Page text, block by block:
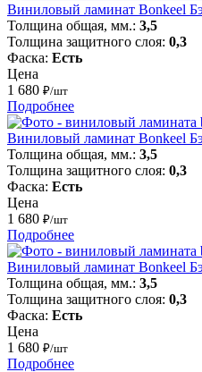
Виниловый ламинат Bonkeel
Толщина общая, мм.: 3,5
Толщина защитного слоя: 0,3
Фаска: Есть
Цена
1 680 ₽/шт
Подробнее
Виниловый ламинат Bonkeel
Толщина общая, мм.: 3,5
Толщина защитного слоя: 0,3
Фаска: Есть
Цена
1 680 ₽/шт
Подробнее
Виниловый ламинат Bonkeel
Толщина общая, мм.: 3,5
Толщина защитного слоя: 0,3
Фаска: Есть
Цена
1 680 ₽/шт
Подробнее